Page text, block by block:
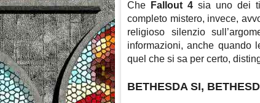
Che Fallout 4 sia uno dei
completo mistero, invece,
religioso silenzio
informazioni, anche quando
quel che si sa per certo,
BETHESDA SI,